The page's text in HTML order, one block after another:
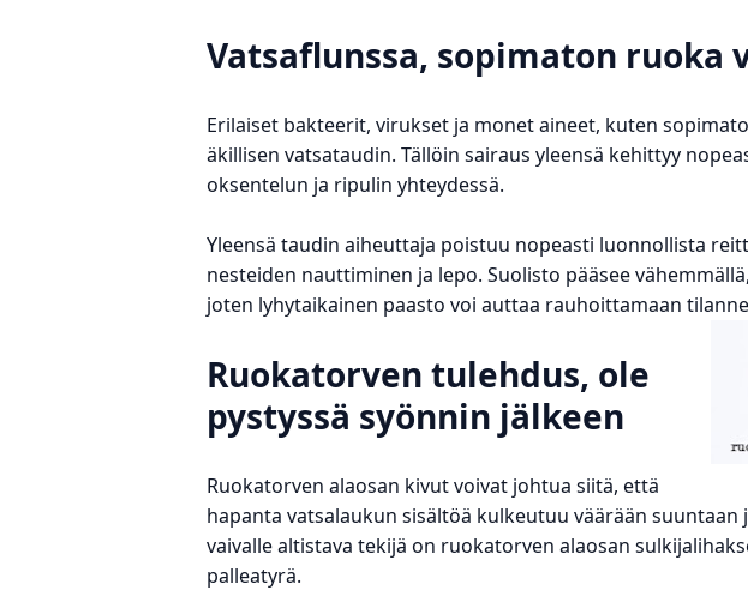
Vatsaflunssa, sopimaton ruoka
Erilaiset bakteerit, virukset ja monet aineet, kuten
äkillisen vatsataudin. Tällöin sairaus yleensä kehittyy
oksentelun ja ripulin yhteydessä.
Yleensä taudin aiheuttaja poistuu nopeasti luonnollista
nesteiden nauttiminen ja lepo. Suolisto pääsee
joten lyhytaikainen paasto voi auttaa rauhoittamaan
Ruokatorven tulehdus, ole
pystyssä syönnin jälkeen
Ruokatorven alaosan kivut voivat johtua siitä, että
hapanta vatsalaukun sisältöä kulkeutuu väärään suuntaan
vaivalle altistava tekijä on ruokatorven alaosan
palleatyrä.